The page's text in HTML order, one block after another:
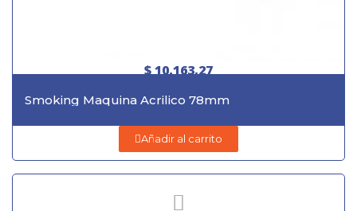
$ 10.163,27
Smoking Maquina Acrilico 78mm
Añadir al carrito